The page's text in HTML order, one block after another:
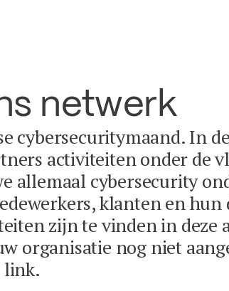
netwerk
cybersecuritymaand. In
activiteiten onder de
allemaal cybersecurity
klanten en hun
zijn te vinden in deze
organisatie nog niet
link.